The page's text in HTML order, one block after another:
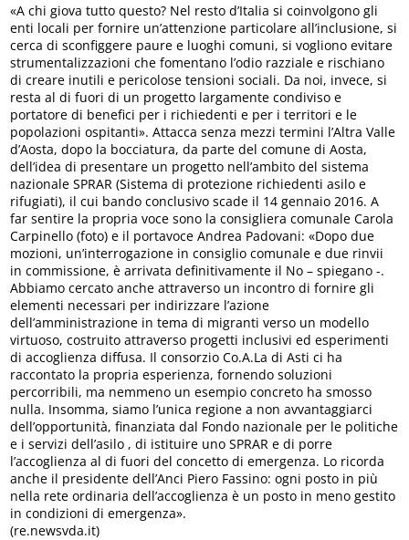
«A chi giova tutto questo? Nel resto d’Italia si coinvolgono gli
enti locali per fornire un’attenzione particolare all’inclusione, si
cerca di sconfiggere paure e luoghi comuni, si vogliono evitare
strumentalizzazioni che fomentano l’odio razziale e rischiano
di creare inutili e pericolose tensioni sociali. Da noi, invece, si
resta al di fuori di un progetto largamente condiviso e
portatore di benefici per i richiedenti e per i territori e le
popolazioni ospitanti». Attacca senza mezzi termini l’Altra Valle
d’Aosta, dopo la bocciatura, da parte del comune di Aosta,
dell’idea di presentare un progetto nell’ambito del sistema
nazionale SPRAR (Sistema di protezione richiedenti asilo e
rifugiati), il cui bando conclusivo scade il 14 gennaio 2016. A
far sentire la propria voce sono la consigliera comunale Carola
Carpinello (foto) e il portavoce Andrea Padovani: «Dopo due
mozioni, un’interrogazione in consiglio comunale e due rinvii
in commissione, è arrivata definitivamente il No – spiegano -.
Abbiamo cercato anche attraverso un incontro di fornire gli
elementi necessari per indirizzare l’azione
dell’amministrazione in tema di migranti verso un modello
virtuoso, costruito attraverso progetti inclusivi ed esperimenti
di accoglienza diffusa. Il consorzio Co.A.La di Asti ci ha
raccontato la propria esperienza, fornendo soluzioni
percorribili, ma nemmeno un esempio concreto ha smosso
nulla. Insomma, siamo l’unica regione a non avvantaggiarci
dell’opportunità, finanziata dal Fondo nazionale per le politiche
e i servizi dell’asilo , di istituire uno SPRAR e di porre
l’accoglienza al di fuori del concetto di emergenza. Lo ricorda
anche il presidente dell’Anci Piero Fassino: ogni posto in più
nella rete ordinaria dell’accoglienza è un posto in meno gestito
in condizioni di emergenza».
(re.newsvda.it)